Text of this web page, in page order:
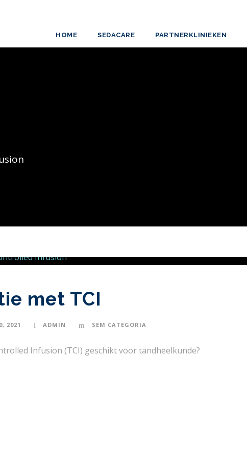
HOME SEDACARE PARTNERKLINIEKEN
met TCI
2021 ADMIN SEM CATEGORIA
Infusion (TCI) geschikt voor tandheelkunde?